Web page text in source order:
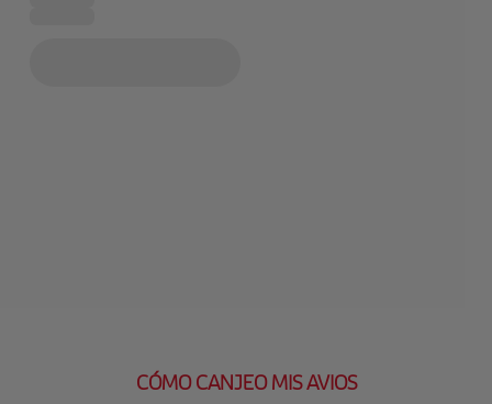
CÓMO CANJEO MIS AVIOS